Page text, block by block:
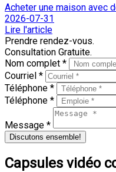
Acheter une maison avec
2026-07-31
Lire l'article
Prendre rendez-vous.
Consultation Gratuite.
Nom complet *
Courriel *
Téléphone *
Téléphone *
Message *
Discutons ensemble!
Capsules vidéo